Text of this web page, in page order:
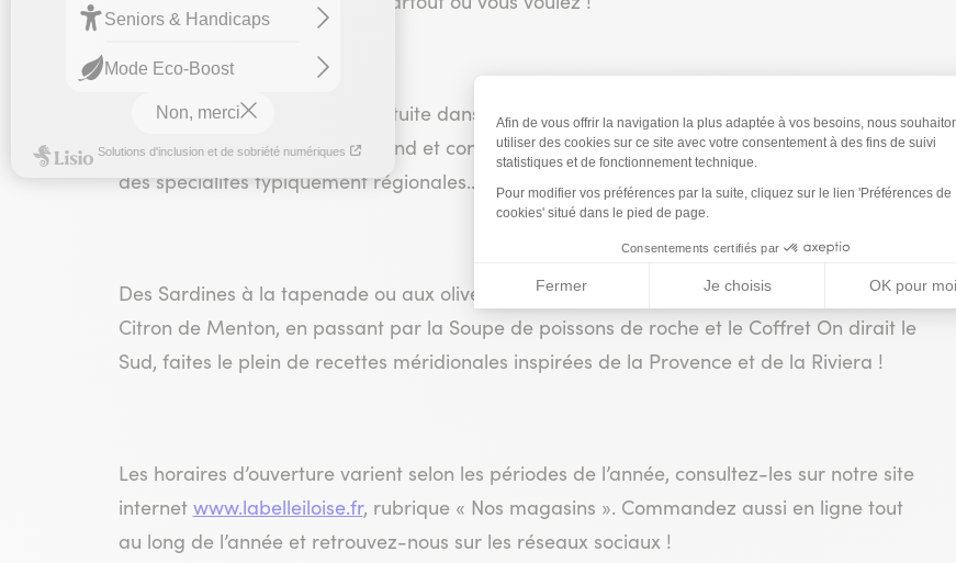
Profitez d’une dégustation gratuite dans votre magasin de vente directe à Collioure et
plongez dans l’univers gourmand et convivial de la belle-iloise ! Vous y découvrirez aussi
des spécialités typiquement régionales…
Des Sardines à la tapenade ou aux olives de Nice à l’Émietté de maquereau Herbes &
Citron de Menton, en passant par la Soupe de poissons de roche et le Coffret On dirait le
Sud, faites le plein de recettes méridionales inspirées de la Provence et de la Riviera !
Les horaires d’ouverture varient selon les périodes de l’année, consultez-les sur notre site
internet www.labelleiloise.fr, rubrique « Nos magasins ». Commandez aussi en ligne tout
au long de l’année et retrouvez-nous sur les réseaux sociaux !